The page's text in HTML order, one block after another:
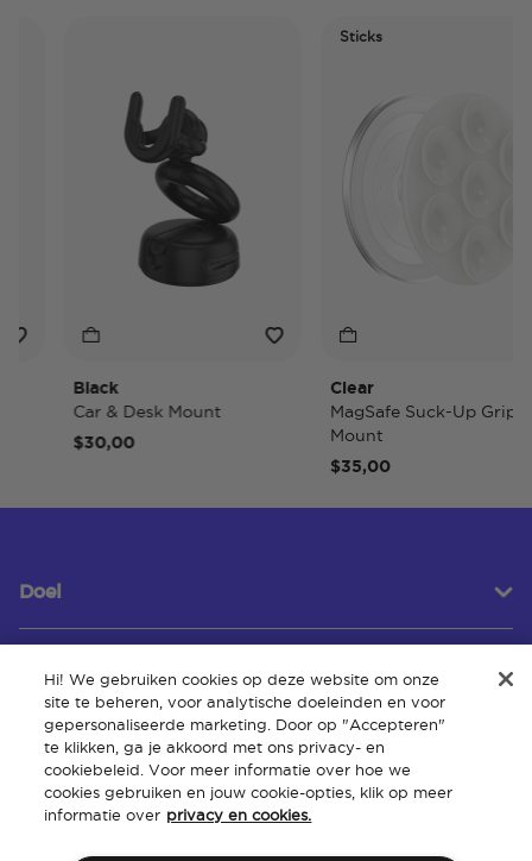
Black
Car & Desk Mount
$30,00
Sticks
Clear
MagSafe Suck-Up Grip &
Mount
$35,00
Doel
Klantenservice
Over
Hi! We gebruiken cookies op deze website om onze
site te beheren, voor analytische doeleinden en voor
gepersonaliseerde marketing. Door op "Accepteren"
te klikken, ga je akkoord met ons privacy- en
cookiebeleid. Voor meer informatie over hoe we
cookies gebruiken en jouw cookie-opties, klik op meer
informatie over privacy en cookies.